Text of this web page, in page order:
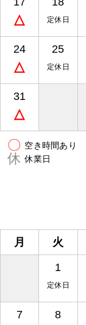
△ 定休日
24
△
25
定休日
31
△
〇 空き時間あり
休 休業日
月 火
1
定休日
7 8